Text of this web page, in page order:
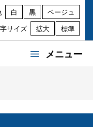
白 黒
ベージュ
サイズ
拡大 標準
メニュー